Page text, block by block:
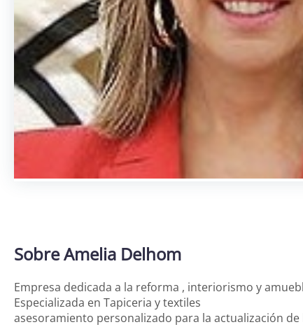
Sobre Amelia Delhom
Empresa dedicada a la reforma , interiorismo y
Especializada en Tapiceria y textiles
asesoramiento personalizado para la actualización de